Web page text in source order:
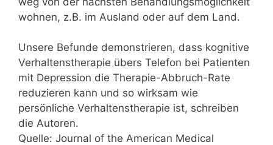
wohnen, z.B. im Ausland oder auf dem Land.
Unsere Befunde demonstrieren, dass kognitive
Verhaltenstherapie übers Telefon bei Patienten
mit Depression die Therapie-Abbruch-Rate
reduzieren kann und so wirksam wie
persönliche Verhaltenstherapie ist, schreiben
die Autoren.
Quelle: Journal of the American Medical